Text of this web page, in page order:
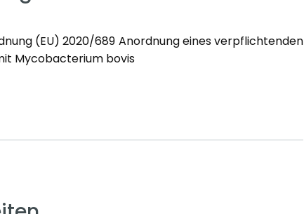
(EU) 2020/689 Anordnung eines verpflichtenden
Mycobacterium bovis